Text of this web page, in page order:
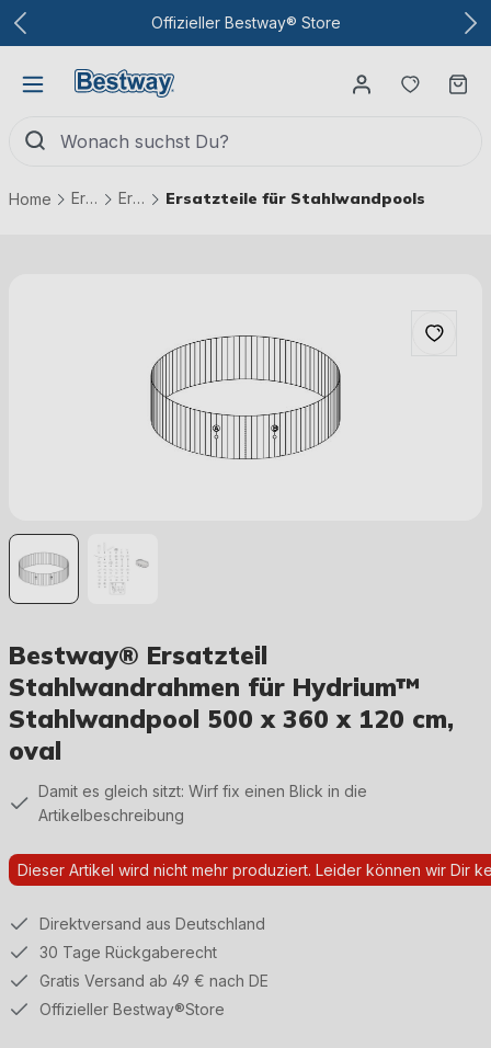
Zum Hauptinhalt Offizieller Bestway® Store
Du
Home Ersatzteile Ersatzteile Pools Ersatzteile für Stahlwandpools
Bestway® Ersatzteil
Stahlwandrahmen für Hydrium™
Stahlwandpool 500 x 360 x 120 cm,
oval
Damit es gleich sitzt: Wirf fix einen Blick in die
Artikelbeschreibung
Dieser Artikel wird nicht mehr produziert. Leider können wir Dir
Direktversand aus Deutschland
30 Tage Rückgaberecht
Gratis Versand ab 49 € nach DE
Offizieller Bestway®Store